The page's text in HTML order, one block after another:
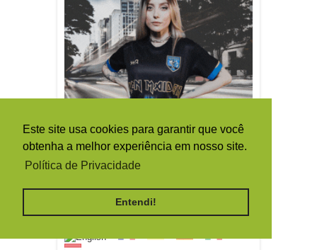
Este site usa cookies para garantir que você
obtenha a melhor experiência em nosso site.
Política de Privacidade
Entendi!
TRADUTOR / TRANSLATE